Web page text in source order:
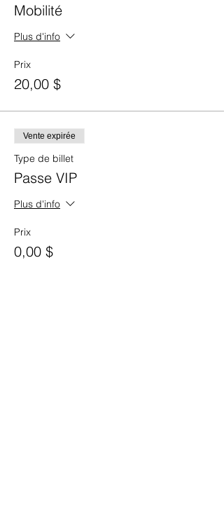
Mobilité
Plus d'info
Prix
20,00 $
Vente expirée
Type de billet
Passe VIP
Plus d'info
Prix
0,00 $